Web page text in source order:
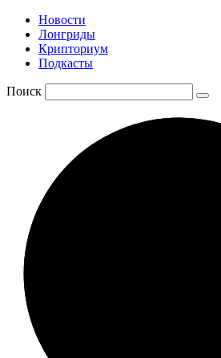
Новости
Лонгриды
Крипториум
Подкасты
Поиск